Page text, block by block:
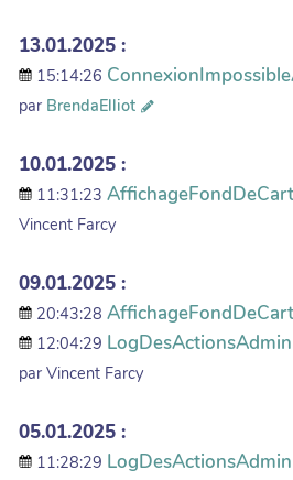
13.01.2025 :
15:14:26
par BrendaElliot
10.01.2025 :
11:31:23
Vincent Farcy
09.01.2025 :
20:43:28
12:04:29
par Vincent Farcy
05.01.2025 :
11:28:29